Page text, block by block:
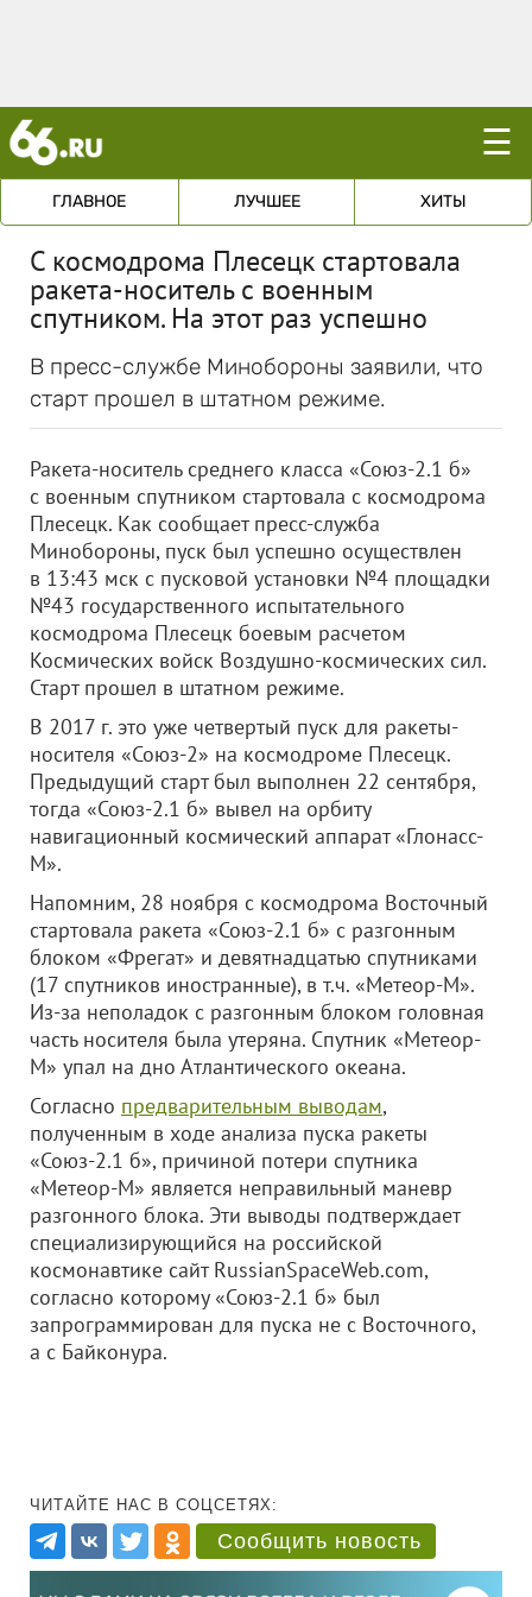
☰
ГЛАВНОЕ ЛУЧШЕЕ ХИТЫ
С космодрома Плесецк стартовала
ракета-носитель с военным
спутником. На этот раз успешно
В пресс-службе Минобороны заявили, что
старт прошел в штатном режиме.
Ракета-носитель среднего класса «Союз-2.1 б»
с военным спутником стартовала с космодрома
Плесецк. Как сообщает пресс-служба
Минобороны, пуск был успешно осуществлен
в 13:43 мск с пусковой установки №4 площадки
№43 государственного испытательного
космодрома Плесецк боевым расчетом
Космических войск Воздушно-космических сил.
Старт прошел в штатном режиме.
В 2017 г. это уже четвертый пуск для ракеты-
носителя «Союз-2» на космодроме Плесецк.
Предыдущий старт был выполнен 22 сентября,
тогда «Союз-2.1 б» вывел на орбиту
навигационный космический аппарат «Глонасс-
М».
Напомним, 28 ноября с космодрома Восточный
стартовала ракета «Союз-2.1 б» с разгонным
блоком «Фрегат» и девятнадцатью спутниками
(17 спутников иностранные), в т.ч. «Метеор-М».
Из-за неполадок с разгонным блоком головная
часть носителя была утеряна. Спутник «Метеор-
М» упал на дно Атлантического океана.
Согласно предварительным выводам,
полученным в ходе анализа пуска ракеты
«Союз-2.1 б», причиной потери спутника
«Метеор-М» является неправильный маневр
разгонного блока. Эти выводы подтверждает
специализирующийся на российской
космонавтике сайт RussianSpaceWeb.com,
согласно которому «Союз-2.1 б» был
запрограммирован для пуска не с Восточного,
а с Байконура.
ЧИТАЙТЕ НАС В СОЦСЕТЯХ:
Сообщить новость